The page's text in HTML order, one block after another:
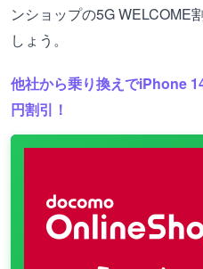
ンショップの5G WELCOME
しょう。
他社から乗り換えでiPhone
円割引！